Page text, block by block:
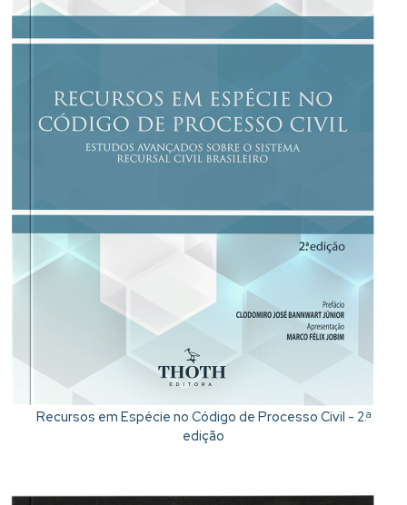
Recursos em Espécie no Código de Processo Civil - 2.ª
edição